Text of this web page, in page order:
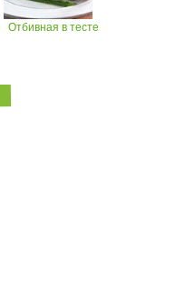
Отбивная в тесте